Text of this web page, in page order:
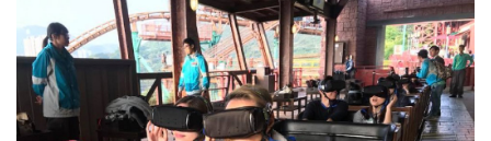
EduTech
IT Times
生成式AI與雲端應用